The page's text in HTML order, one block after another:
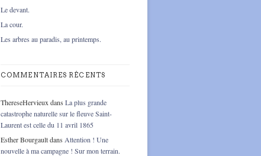
Le devant.
La cour.
Les arbres au paradis, au printemps.
COMMENTAIRES RÉCENTS
ThereseHervieux dans La plus grande
catastrophe naturelle sur le fleuve Saint-
Laurent est celle du 11 avril 1865
Esther Bourgaultdans Attention ! Une
nouvelle à ma campagne ! Sur mon terrain.